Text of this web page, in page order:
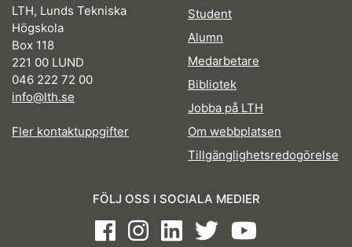
LTH, Lunds Tekniska
Högskola
Box 118
221 00 LUND
046 222 72 00
info@lth.se
Fler kontaktuppgifter
Student
Alumn
Medarbetare
Bibliotek
Jobba på LTH
Om webbplatsen
Tillgänglighetsredogörelse
FÖLJ OSS I SOCIALA MEDIER
FacebookInstagramLinkedInTwitterYoutube